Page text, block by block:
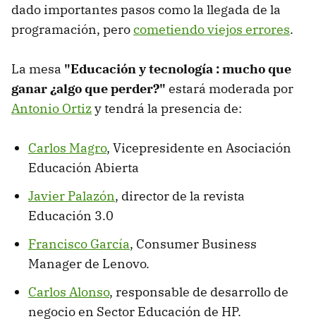
dado importantes pasos como la llegada de la
programación, perocometiendo viejos errores.
La mesa "Educación y tecnología : mucho que
ganar ¿algo que perder?" estará moderada por
Antonio Ortizy tendrá la presencia de:
Carlos Magro, Vicepresidente en Asociación
Educación Abierta
Javier Palazón, director de la revista
Educación 3.0
Francisco García, Consumer Business
Manager de Lenovo.
Carlos Alonso, responsable de desarrollo de
negocio en Sector Educación de HP.